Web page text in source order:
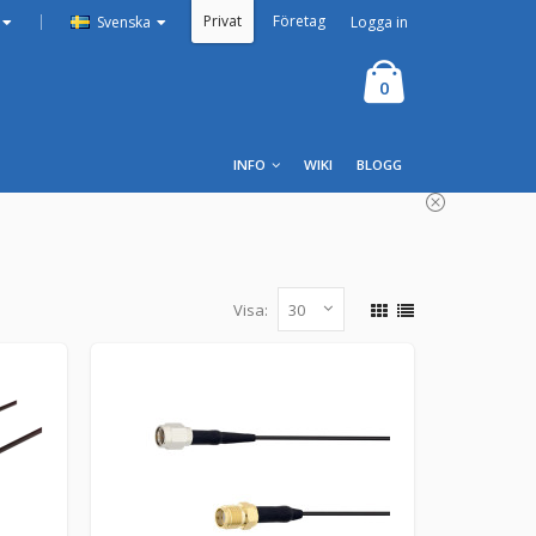
| Svenska Privat Företag Logga in
0
BLOGG
WIKI
INFO
Visa:
hane till RP-SMA hane 1m Detta är en
avsedd f�...